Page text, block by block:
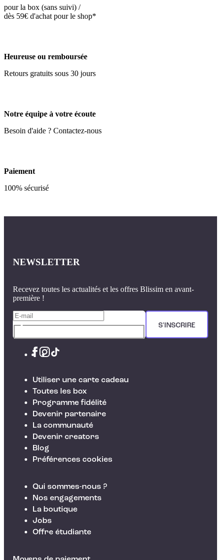
pour la box (sans suivi) /
dès 59€ d'achat pour le shop*
Heureuse ou remboursée
Retours gratuits sous 30 jours
Notre équipe à votre écoute
Besoin d'aide ? Contactez-nous
Paiement
100% sécurisé
NEWSLETTER
Recevez toutes les actualités et les offres Blissim en avant-
première !
S'INSCRIRE
Utiliser une carte cadeau
Toutes les box
Programme fidélité
Devenir partenaire
La communauté
Devenir creators
Blog
Préférences cookies
Qui sommes-nous ?
Nos engagements
La boutique
Jobs
Offre étudiante